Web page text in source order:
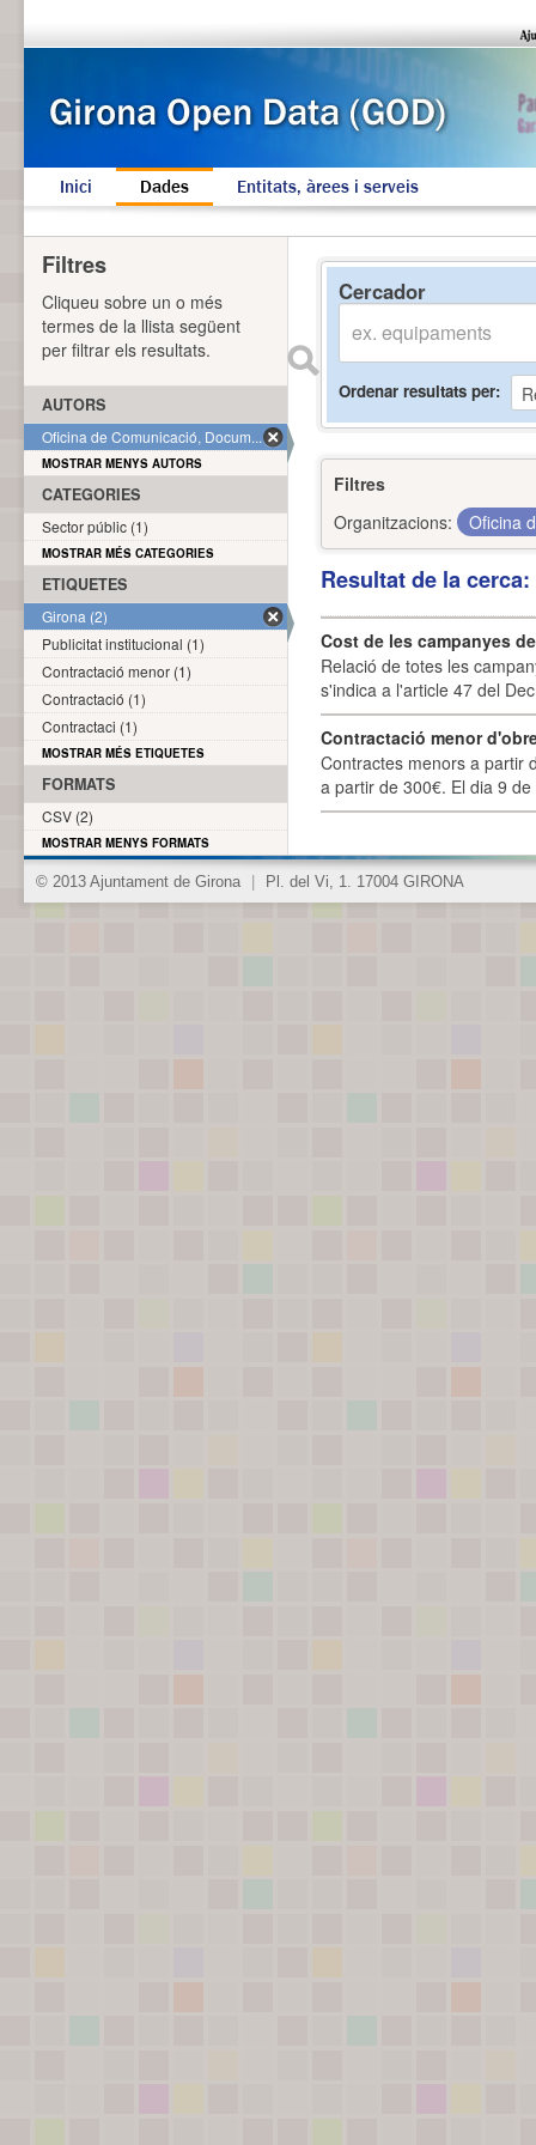
Inici Dades Entitats, àrees i serveis
Cercador
Ordenar resultats per
Filtres
Organitzacions:
Oficina
Resultat de la
Cost de les campanyes
Relació de totes les
s'indica a l'article 47 del
Contractació menor
Contractes menors a partir
a partir de 300€. El dia 9
Filtres
Cliqueu sobre un o més
termes de la llista següent
per filtrar els resultats.
AUTORS
Oficina de Comunicació, Docum... (2)
MOSTRAR MENYS AUTORS
CATEGORIES
Sector públic (1)
MOSTRAR MÉS CATEGORIES
ETIQUETES
Girona (2)
Publicitat institucional (1)
Contractació menor (1)
Contractació (1)
Contractaci (1)
MOSTRAR MÉS ETIQUETES
FORMATS
CSV (2)
MOSTRAR MENYS FORMATS
© 2013 Ajuntament de Girona Pl. del Vi, 1. 17004 GIRONA